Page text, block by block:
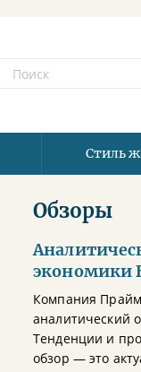
Стиль
Обзоры
экономики
Компания
аналитический
Тенденции и
обзор — это